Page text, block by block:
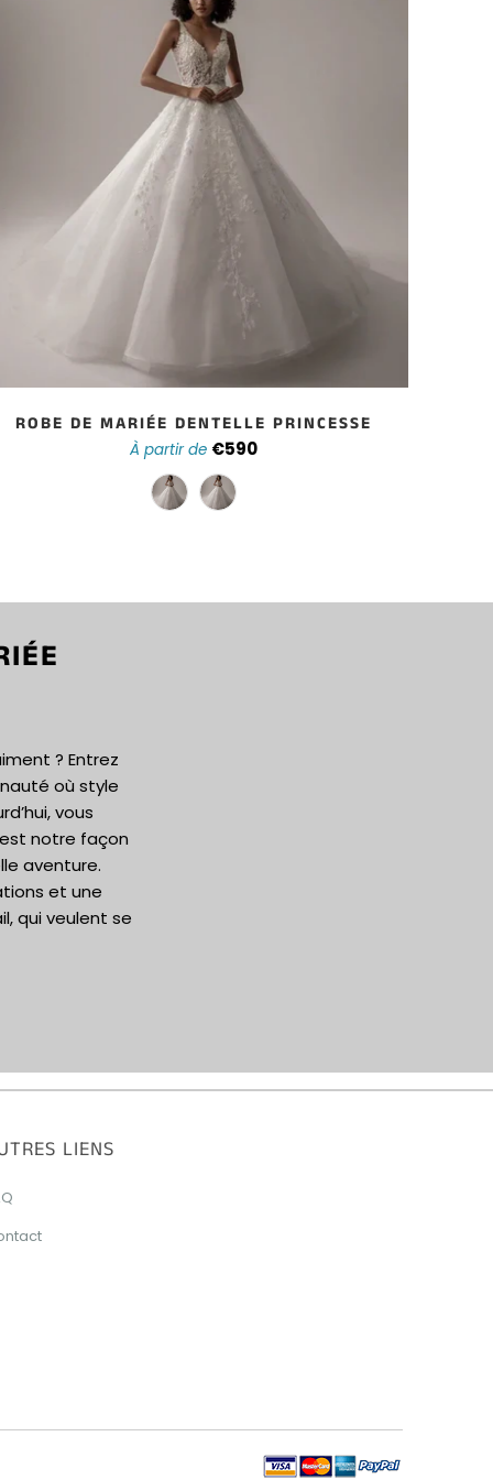
ROBE DE MARIÉE DENTELLE PRINCESSE
À partir de €590
? Entrez
où style
vous
notre façon
aventure.
et une
qui veulent se
LIENS